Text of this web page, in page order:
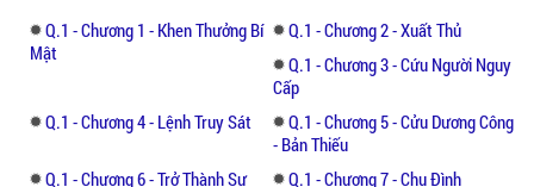
Mười vị thần ma được tạo nên chỉ với một
nhiệm vụ:" Phát triển thế giới"
Vì lẽ đó thế giới phát triển, các không gian
song song tự động vận hành với chu kỳ của
Q.1 - Chương 1 - Khen Thưởng Bí
Mật
Q.1 - Chương 2 - Xuất Thủ
Q.1 - Chương 3 - Cứu Người Nguy
Cấp
Q.1 - Chương 4 - Lệnh Truy Sát
Q.1 - Chương 5 - Cửu Dương Công
- Bản Thiếu
Q.1 - Chương 6 - Trở Thành Sự
Q.1 - Chương 7 - Chu Đình